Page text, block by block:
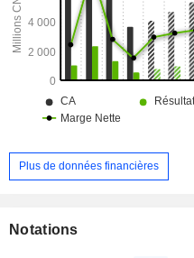
Plus de données financières
Notations